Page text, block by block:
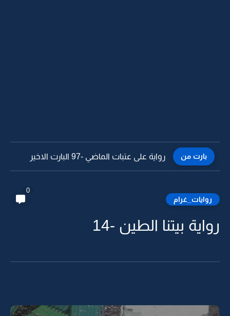
بارت من رواية على عتبات الماضي -96
روايات_غرام
0
رواية بيتنا الطين -14